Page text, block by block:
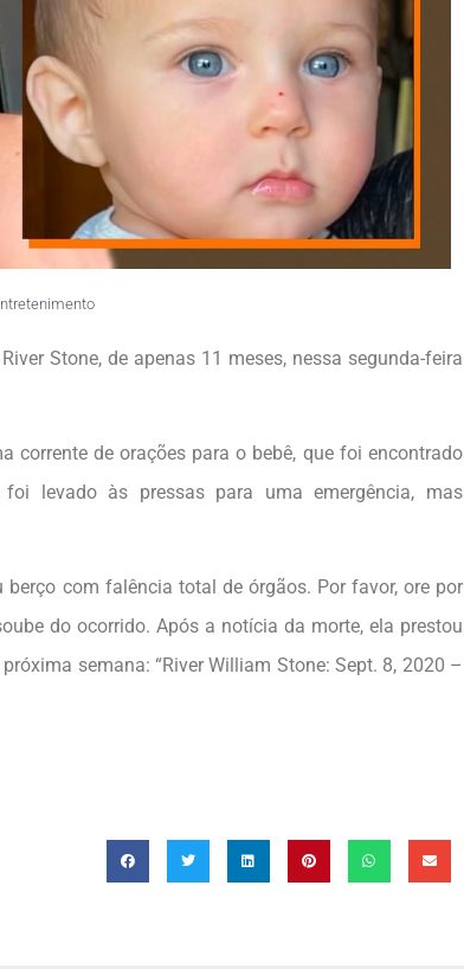
Stone, de apenas 11 meses, nessa segunda-feira
corrente de orações para o bebê, que foi encontrado
levado às pressas para uma emergência, mas
com falência total de órgãos. Por favor, ore por
do ocorrido. Após a notícia da morte, ela prestou
semana: “River William Stone: Sept. 8, 2020 –